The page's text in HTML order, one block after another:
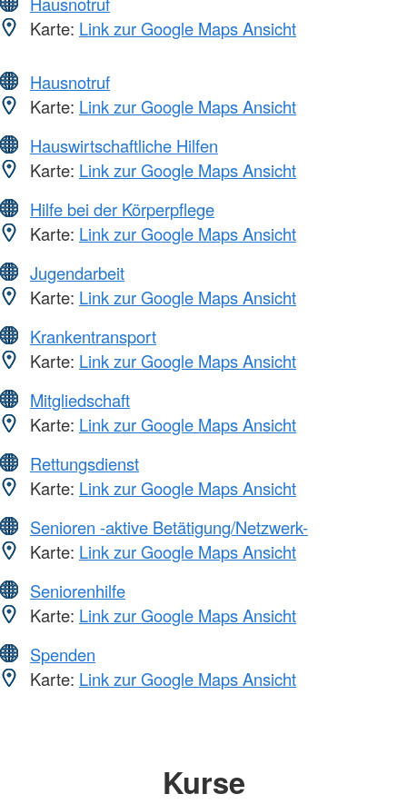
Karte: Link zur Google Maps Ansicht
Hausnotruf
Karte: Link zur Google Maps Ansicht
Hauswirtschaftliche Hilfen
Karte: Link zur Google Maps Ansicht
Hilfe bei der Körperpflege
Karte: Link zur Google Maps Ansicht
Jugendarbeit
Karte: Link zur Google Maps Ansicht
Krankentransport
Karte: Link zur Google Maps Ansicht
Mitgliedschaft
Karte: Link zur Google Maps Ansicht
Rettungsdienst
Karte: Link zur Google Maps Ansicht
Senioren -aktive Betätigung/Netzwerk-
Karte: Link zur Google Maps Ansicht
Seniorenhilfe
Karte: Link zur Google Maps Ansicht
Spenden
Karte: Link zur Google Maps Ansicht
Kurse